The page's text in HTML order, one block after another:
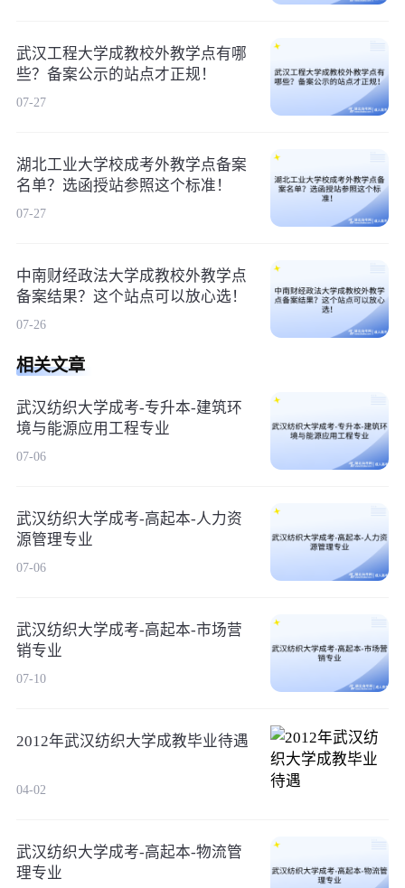
武汉工程大学成教校外教学点有哪
些？备案公示的站点才正规！
07-27
湖北工业大学校成考外教学点备案
名单？选函授站参照这个标准！
07-27
中南财经政法大学成教校外教学点
备案结果？这个站点可以放心选！
07-26
相关文章
武汉纺织大学成考-专升本-建筑环
境与能源应用工程专业
07-06
武汉纺织大学成考-高起本-人力资
源管理专业
07-06
武汉纺织大学成考-高起本-市场营
销专业
07-10
2012年武汉纺织大学成教毕业待遇
04-02
武汉纺织大学成考-高起本-物流管
理专业